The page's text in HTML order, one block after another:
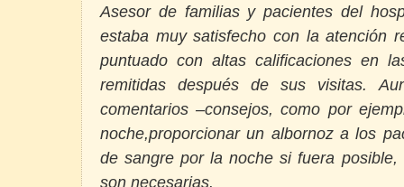
Asesor de familias y pacientes del
estaba muy satisfecho con la atención
puntuado con altas calificaciones en
remitidas después de sus visitas.
comentarios –consejos, como por
noche,proporcionar un albornoz a los
de sangre por la noche si fuera
son necesarias.